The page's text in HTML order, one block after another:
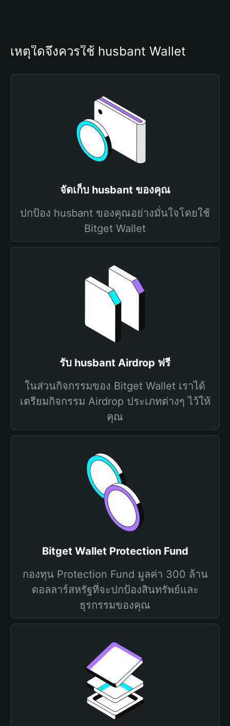
เหตุใดจึงควรใช้ husbant Wallet
จัดเก็บ husbant ของคุณ
ปกป้อง husbant ของคุณอย่างมั่นใจโดยใช้
Bitget Wallet
รับ husbant Airdrop ฟรี
ในส่วนกิจกรรมของ Bitget Wallet เราได้
เตรียมกิจกรรม Airdrop ประเภทต่างๆ ไว้ให้
คุณ
Bitget Wallet Protection Fund
กองทุน Protection Fund มูลค่า 300 ล้าน
ดอลลาร์สหรัฐที่จะปกป้องสินทรัพย์และ
ธุรกรรมของคุณ